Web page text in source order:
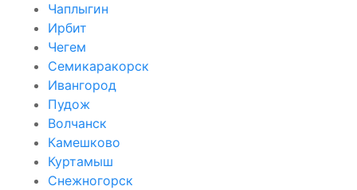
Чаплыгин
Ирбит
Чегем
Семикаракорск
Ивангород
Пудож
Волчанск
Камешково
Куртамыш
Снежногорск